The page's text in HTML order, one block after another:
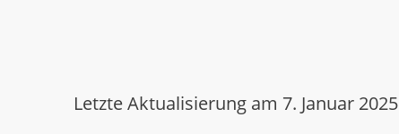
Letzte Aktualisierung am 7. Januar 2025